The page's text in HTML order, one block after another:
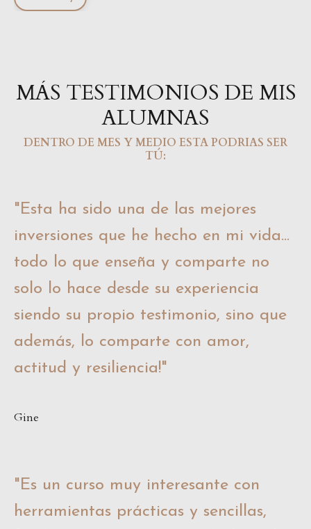
MÁS TESTIMONIOS DE MIS
ALUMNAS
DENTRO DE MES Y MEDIO ESTA PODRIAS SER
TÚ:
"Esta ha sido una de las mejores
inversiones que he hecho en mi vida...
todo lo que enseña y comparte no
solo lo hace desde su experiencia
siendo su propio testimonio, sino que
además, lo comparte con amor,
actitud y resiliencia!"
Gine
"Es un curso muy interesante con
herramientas prácticas y sencillas,